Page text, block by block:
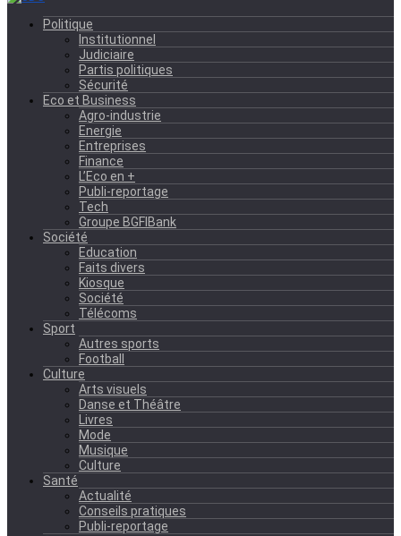
Politique
Institutionnel
Judiciaire
Partis politiques
Sécurité
Eco et Business
Agro-industrie
Energie
Entreprises
Finance
L’Eco en +
Publi-reportage
Tech
Groupe BGFIBank
Société
Education
Faits divers
Kiosque
Société
Télécoms
Sport
Autres sports
Football
Culture
Arts visuels
Danse et Théâtre
Livres
Mode
Musique
Culture
Santé
Actualité
Conseils pratiques
Publi-reportage